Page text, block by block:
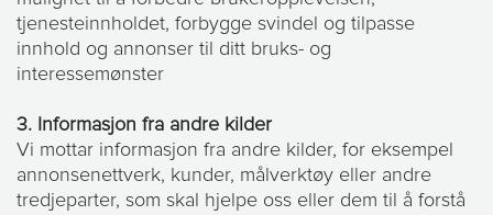
tjenesteinnholdet, forbygge svindel og tilpasse
innhold og annonser til ditt bruks- og
interessemønster
3. Informasjon fra andre kilder
Vi mottar informasjon fra andre kilder, for eksempel
annonsenettverk, kunder, målverktøy eller andre
tredjeparter, som skal hjelpe oss eller dem til å forstå